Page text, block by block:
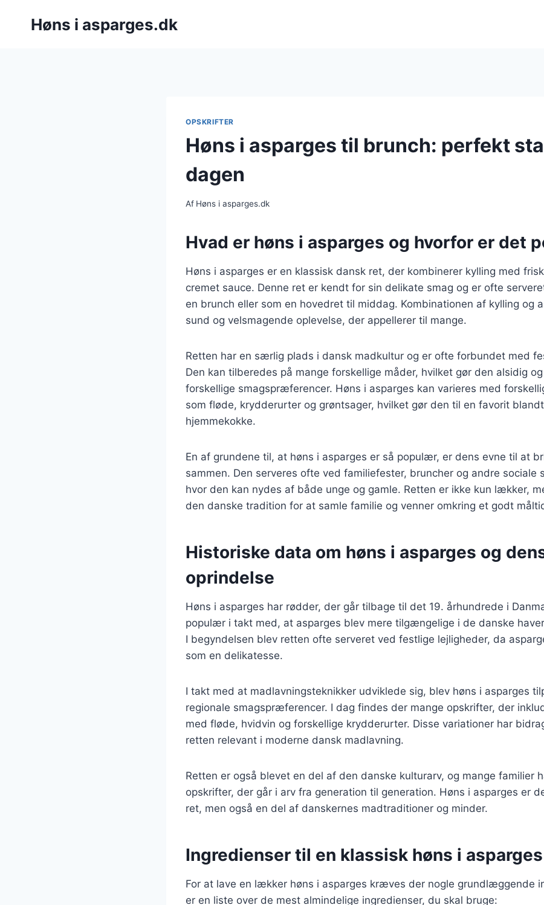
Høns i asparges.dk
OPSKRIFTER
Høns i asparges til brunch: perfekt
dagen
Af Høns i asparges.dk
Hvad er høns i asparges og hvorfor er det
Høns i asparges er en klassisk dansk ret, der kombinerer kylling med
cremet sauce. Denne ret er kendt for sin delikate smag og er ofte
en brunch eller som en hovedret til middag. Kombinationen af kylling og
sund og velsmagende oplevelse, der appellerer til mange.
Retten har en særlig plads i dansk madkultur og er ofte forbundet med
Den kan tilberedes på mange forskellige måder, hvilket gør den alsidig
forskellige smagspræferencer. Høns i asparges kan varieres med
som fløde, krydderurter og grøntsager, hvilket gør den til en favorit
hjemmekokke.
En af grundene til, at høns i asparges er så populær, er dens evne til at
sammen. Den serveres ofte ved familiefester, bruncher og andre sociale
hvor den kan nydes af både unge og gamle. Retten er ikke kun lækker,
den danske tradition for at samle familie og venner omkring et godt
Historiske data om høns i asparges og
oprindelse
Høns i asparges har rødder, der går tilbage til det 19. århundrede i
populær i takt med, at asparges blev mere tilgængelige i de danske
I begyndelsen blev retten ofte serveret ved festlige lejligheder, da
som en delikatesse.
I takt med at madlavningsteknikker udviklede sig, blev høns i asparges
regionale smagspræferencer. I dag findes der mange opskrifter, der
med fløde, hvidvin og forskellige krydderurter. Disse variationer har
retten relevant i moderne dansk madlavning.
Retten er også blevet en del af den danske kulturarv, og mange familier
opskrifter, der går i arv fra generation til generation. Høns i asparges er
ret, men også en del af danskernes madtraditioner og minder.
Ingredienser til en klassisk høns i
For at lave en lækker høns i asparges kræves der nogle grundlæggende
er en liste over de mest almindelige ingredienser, du skal bruge: